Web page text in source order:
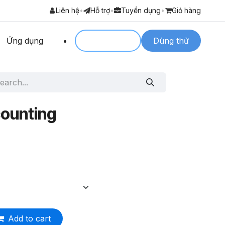
Liên hệ• Hỗ trợ• Tuyển dụng• Giỏ hàng
Ứng dụng Dùng thử
Add to cart